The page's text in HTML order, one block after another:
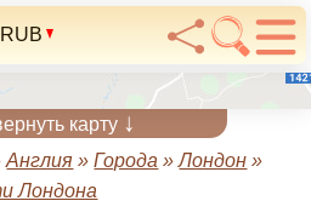
RUB
карту ↓
Англия »Города »Лондон »
Лондона